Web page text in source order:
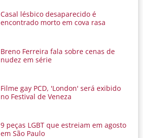
Casal lésbico desaparecido é
encontrado morto em cova rasa
Breno Ferreira fala sobre cenas de
nudez em série
Filme gay PCD, 'London' será exibido
no Festival de Veneza
9 peças LGBT que estreiam em agosto
em São Paulo